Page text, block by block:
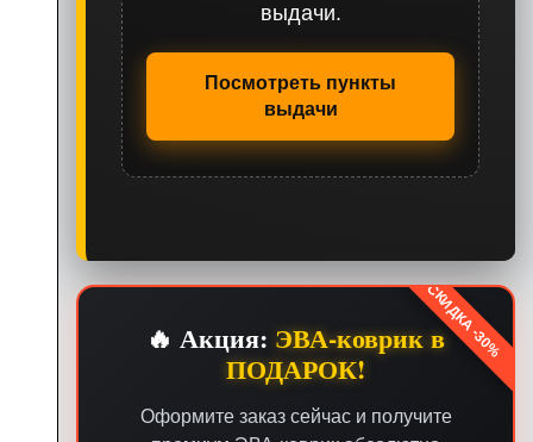
выдачи.
Посмотреть пункты
выдачи
СКИДКА -30%
🔥 Акция: ЭВА-коврик в
ПОДАРОК!
Оформите заказ сейчас и получите